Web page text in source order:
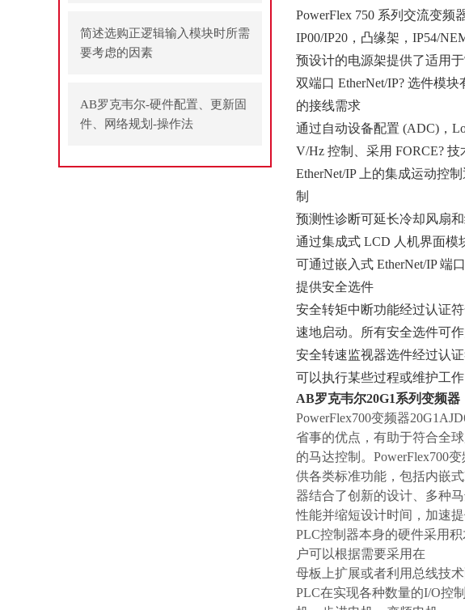
简述选购正逻辑输入模块时所需
要考虑的因素
AB罗克韦尔-硬件配置、更新固
件、网络规划-操作法
PowerFlex 750 系列交流变频
IP00/IP20，凸缘架，IP54/
预设计的电源架提供了适用
双端口 EtherNet/IP? 选件模
的接线需求
通过自动设备配置 (ADC)，
V/Hz 控制、采用 FORCE?
EtherNet/IP 上的集成运动控
制
预测性诊断可延长冷却风扇
通过集成式 LCD 人机界面模
可通过嵌入式 EtherNet/IP 端
提供安全选件
安全转矩中断功能经过认证
速地启动。所有安全选件可
安全转速监视器选件经过认
可以执行某些过程或维护工作
AB罗克韦尔20G1系列变频器
PowerFlex700变频器
省事的优点，有助于符合全
的马达控制。PowerFlex700
供各类标准功能，包括内嵌式
器结合了创新的设计、多种
性能并缩短设计时间，加速
PLC控制器本身的硬件采用
户可以根据需要采用在
母板上扩展或者利用总线技
PLC在实现各种数量的I/O控